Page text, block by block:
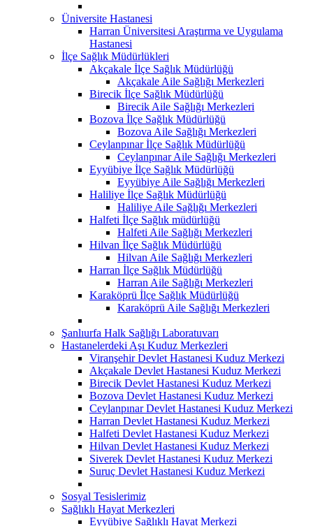
Üniversite Hastanesi
Harran Üniversitesi Araştırma ve Uygulama
Hastanesi
İlçe Sağlık Müdürlükleri
Akçakale İlçe Sağlık Müdürlüğü
Akçakale Aile Sağlığı Merkezleri
Birecik İlçe Sağlık Müdürlüğü
Birecik Aile Sağlığı Merkezleri
Bozova İlçe Sağlık Müdürlüğü
Bozova Aile Sağlığı Merkezleri
Ceylanpınar İlçe Sağlık Müdürlüğü
Ceylanpınar Aile Sağlığı Merkezleri
Eyyübiye İlçe Sağlık Müdürlüğü
Eyyübiye Aile Sağlığı Merkezleri
Haliliye İlçe Sağlık Müdürlüğü
Haliliye Aile Sağlığı Merkezleri
Halfeti İlçe Sağlık müdürlüğü
Halfeti Aile Sağlığı Merkezleri
Hilvan İlçe Sağlık Müdürlüğü
Hilvan Aile Sağlığı Merkezleri
Harran İlçe Sağlık Müdürlüğü
Harran Aile Sağlığı Merkezleri
Karaköprü İlçe Sağlık Müdürlüğü
Karaköprü Aile Sağlığı Merkezleri
Şanlıurfa Halk Sağlığı Laboratuvarı
Hastanelerdeki Aşı Kuduz Merkezleri
Viranşehir Devlet Hastanesi Kuduz Merkezi
Akçakale Devlet Hastanesi Kuduz Merkezi
Birecik Devlet Hastanesi Kuduz Merkezi
Bozova Devlet Hastanesi Kuduz Merkezi
Ceylanpınar Devlet Hastanesi Kuduz Merkezi
Harran Devlet Hastanesi Kuduz Merkezi
Halfeti Devlet Hastanesi Kuduz Merkezi
Hilvan Devlet Hastanesi Kuduz Merkezi
Siverek Devlet Hastanesi Kuduz Merkezi
Suruç Devlet Hastanesi Kuduz Merkezi
Sosyal Tesislerimiz
Sağlıklı Hayat Merkezleri
Eyyübiye Sağlıklı Hayat Merkezi